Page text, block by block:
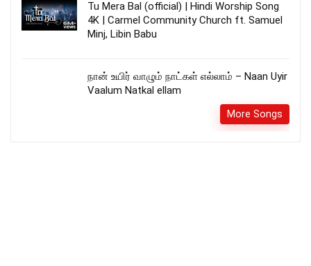
Tu Mera Bal (official) | Hindi Worship Song
4K | Carmel Community Church ft. Samuel
Minj, Libin Babu
நான் உயிர் வாழும் நாட்கள் எல்லாம் – Naan Uyir
Vaalum Natkal ellam
More Songs